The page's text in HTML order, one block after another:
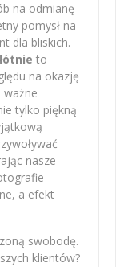
na odmianę
pomysł na
dla bliskich.
to
na okazję
ważne
tylko piękną
nasze
a efekt
swobodę.
klientów?